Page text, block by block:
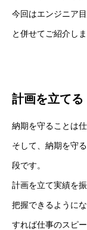
今回はエンジニア
と併せてご紹介しま
計画を立てる
納期を守ることは
そして、納期を守
段です。
計画を立て実績を
把握できるように
すれば仕事のスピ